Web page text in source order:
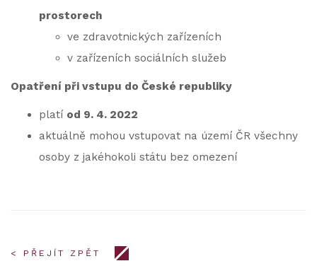
prostorech
ve zdravotnických zařízeních
v zařízeních sociálních služeb
Opatření při vstupu do České republiky
platí od 9. 4. 2022
aktuálně mohou vstupovat na území ČR všechny
osoby z jakéhokoli státu bez omezení
< PŘEJÍT ZPĚT